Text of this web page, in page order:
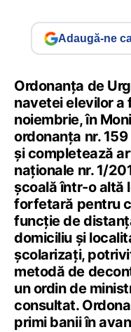
Adaugă-ne
Ordonanța de
navetei elevilor a
noiembrie, în
ordonanța nr.
și completează
naționale nr. 1/
școală într-o altă
forfetară pentru
funcție de
domiciliu și
școlarizați,
metodă de
un ordin de
consultat.
primi banii în